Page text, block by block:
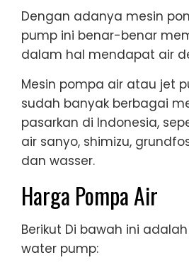
Dengan adanya mesin
pump ini benar-benar
dalam hal mendapat air
Mesin pompa air atau jet
sudah banyak berbagai
pasarkan di Indonesia,
air sanyo, shimizu,
dan wasser.
Harga Pompa Air
Berikut Di bawah ini
water pump: